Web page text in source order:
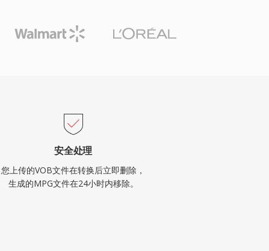
安全处理
您上传的VOB文件在转换后立即删除，
生成的MPG文件在24小时内移除。